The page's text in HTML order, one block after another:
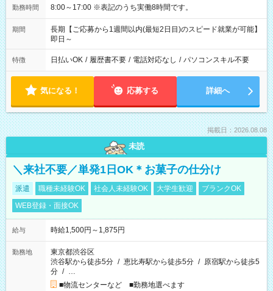
勤務時間 8:00～17:00 ※表記のうち実働8時間です。
期間
長期【ご応募から1週間以内(最短2日目)のスピード就業が可能】
即日～
特徴 日払いOK / 履歴書不要 / 電話対応なし / パソコンスキル不要
気になる！ 応募する 詳細へ
掲載日：2026.08.08
未読
＼来社不要／単発1日OK＊お菓子の仕分け
派遣 職種未経験OK 社会人未経験OK 大学生歓迎
ブランクOK
WEB登録・面接OK
給与 時給1,500円～1,875円
勤務地
東京都渋谷区
渋谷駅から徒歩5分 / 恵比寿駅から徒歩5分 / 原宿駅から徒歩5
分 / …
■物流センターなど ■勤務地選べます